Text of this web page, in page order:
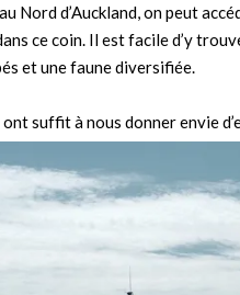
Nord d’Auckland, on peut
ce coin. Il est facile d’y
et une faune diversifiée.
suffit à nous donner envie